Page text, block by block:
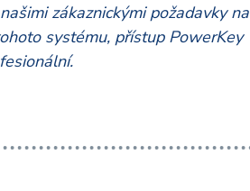
zákaznickými požadavky na
systému, přístup PowerKey